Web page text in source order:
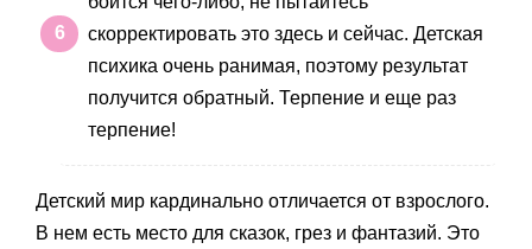
скорректировать это здесь и сейчас. Детская
психика очень ранимая, поэтому результат
получится обратный. Терпение и еще раз
терпение!
Детский мир кардинально отличается от взрослого.
В нем есть место для сказок, грез и фантазий. Это